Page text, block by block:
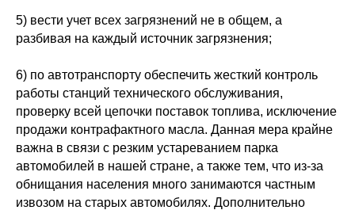
5) вести учет всех загрязнений не в общем, а
разбивая на каждый источник загрязнения;
6) по автотранспорту обеспечить жесткий контроль
работы станций технического обслуживания,
проверку всей цепочки поставок топлива, исключение
продажи контрафактного масла. Данная мера крайне
важна в связи с резким устареванием парка
автомобилей в нашей стране, а также тем, что из-за
обнищания населения много занимаются частным
извозом на старых автомобилях. Дополнительно